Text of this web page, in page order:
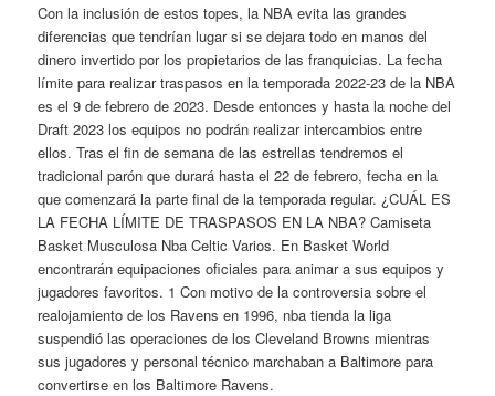
Con la inclusión de estos topes, la NBA evita las grandes
diferencias que tendrían lugar si se dejara todo en manos del
dinero invertido por los propietarios de las franquicias. La fecha
límite para realizar traspasos en la temporada 2022-23 de la NBA
es el 9 de febrero de 2023. Desde entonces y hasta la noche del
Draft 2023 los equipos no podrán realizar intercambios entre
ellos. Tras el fin de semana de las estrellas tendremos el
tradicional parón que durará hasta el 22 de febrero, fecha en la
que comenzará la parte final de la temporada regular. ¿CUÁL ES
LA FECHA LÍMITE DE TRASPASOS EN LA NBA? Camiseta
Basket Musculosa Nba Celtic Varios. En Basket World
encontrarán equipaciones oficiales para animar a sus equipos y
jugadores favoritos. 1 Con motivo de la controversia sobre el
realojamiento de los Ravens en 1996, nba tienda la liga
suspendió las operaciones de los Cleveland Browns mientras
sus jugadores y personal técnico marchaban a Baltimore para
convertirse en los Baltimore Ravens.